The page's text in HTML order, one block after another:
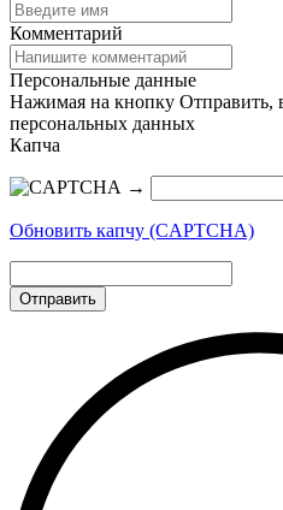
Комментарий
Персональные данные
Нажимая на кнопку Отправить,
персональных данных
Капча
→
Обновить капчу (CAPTCHA)
Отправить